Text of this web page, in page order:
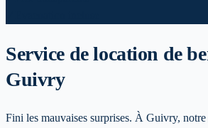
Service de location de
Guivry
Fini les mauvaises surprises. À Guivry,